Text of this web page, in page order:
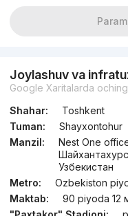
Joylashuv va
Google Xaritalarda oching
Shahar:
Toshkent
Tuman:
Shayxontohur
Manzil:
Nest One
Узбекистан
Metro:
Ozbekiston
Maktab:
90 piyoda 12